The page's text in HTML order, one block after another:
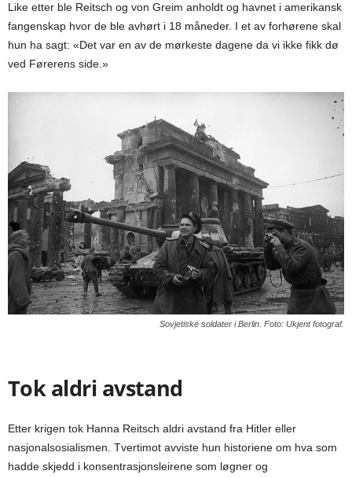
Like etter ble Reitsch og von Greim anholdt og havnet i amerikansk
fangenskap hvor de ble avhørt i 18 måneder. I et av forhørene skal
hun ha sagt: «Det var en av de mørkeste dagene da vi ikke fikk dø
ved Førerens side.»
Sovjetiske soldater i Berlin. Foto: Ukjent fotograf.
Tok aldri avstand
Etter krigen tok Hanna Reitsch aldri avstand fra Hitler eller
nasjonalsosialismen. Tvertimot avviste hun historiene om hva som
hadde skjedd i konsentrasjonsleirene som løgner og